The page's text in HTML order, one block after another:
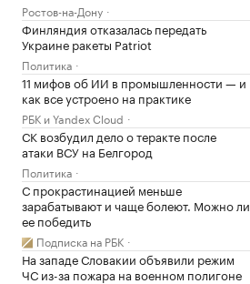
Ростов-на-Дону
Финляндия отказалась передать
Украине ракеты Patriot
Политика
11 мифов об ИИ в промышленности — и
как все устроено на практике
РБК и Yandex Cloud
СК возбудил дело о теракте после
атаки ВСУ на Белгород
Политика
С прокрастинацией меньше
зарабатывают и чаще болеют. Можно ли
ее победить
Подписка на РБК
На западе Словакии объявили режим
ЧС из-за пожара на военном полигоне